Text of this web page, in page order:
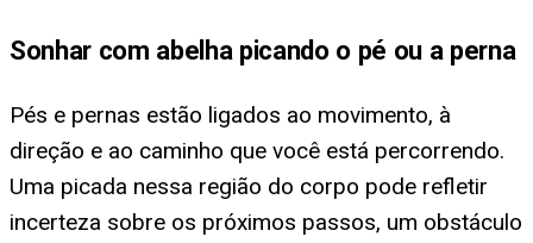
Sonhar com abelha picando o pé ou a perna
Pés e pernas estão ligados ao movimento, à
direção e ao caminho que você está percorrendo.
Uma picada nessa região do corpo pode refletir
incerteza sobre os próximos passos, um obstáculo